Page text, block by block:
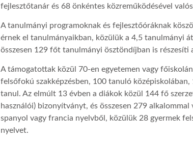
fejlesztőtanár és 68 önkéntes közreműködésével
A tanulmányi programoknak és fejlesztőóráknak
érnek el tanulmányaikban, közülük a 4,5 tanulmányi
összesen 129 főt tanulmányi ösztöndíjban is részesíti
A támogatottak közül 70-en egyetemen vagy
felsőfokú szakképzésben, 100 tanuló
tanul. Az elmúlt 13 évben a diákok közül 144 fő
használói) bizonyítványt, és összesen 279 alkalommal
spanyol vagy francia nyelvből, közülük 28 gyermek
nyelvet.